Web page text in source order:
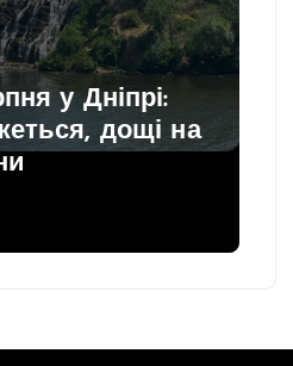
у Дніпрі:
дощі на